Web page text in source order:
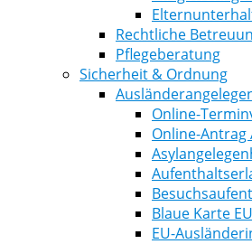
Rechtliche
Pflegeberatung
Sicherheit & Ordnung
Online-
Online-
Blaue Karte EU
EU-